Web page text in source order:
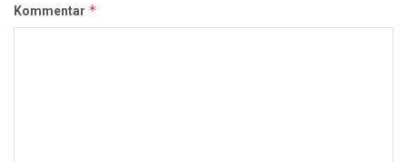
Kommentar *